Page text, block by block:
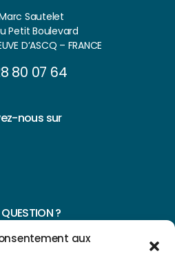
aux
Sautelet
Petit Boulevard
D’ASCQ – FRANCE
80 07 64
nous sur
QUESTION ?
NOUS